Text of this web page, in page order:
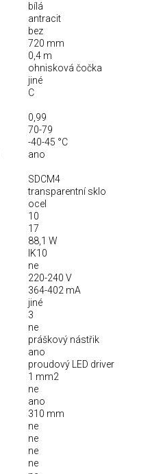
bílá
antracit
bez
720 mm
0,4 m
ohnisková čočka
jiné
C
0,99
70-79
-40-45 °C
ano
SDCM4
transparentní sklo
ocel
10
17
88,1 W
IK10
ne
220-240 V
364-402 mA
jiné
3
ne
práškový nástřik
ano
proudový LED driver
1 mm2
ne
ano
310 mm
ne
ne
ne
ne